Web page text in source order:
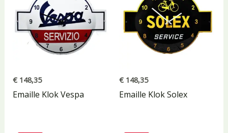
€148,35
Emaille Klok Vespa
€ 148,35
Emaille Klok Solex